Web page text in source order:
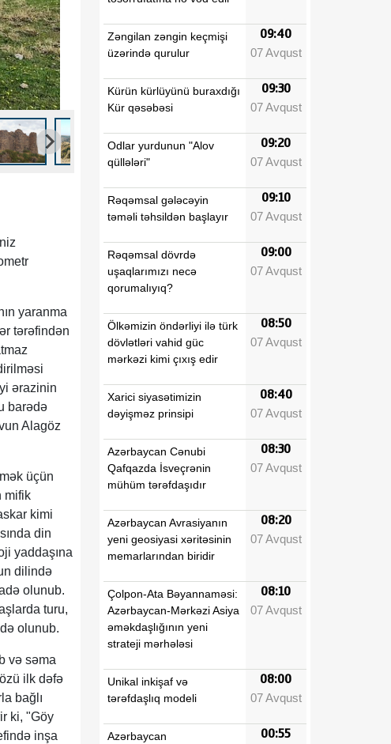
yaranma
tərəfindən
ərazinin
barədə
Alagöz
üçün
mifik
kimi
din
yaddaşına
dilində
olunub.
turu,
olunub.
və səma
ilk dəfə
bağlı
ki, "Göy
inşa
Zəngilan zəngin keçmişi
üzərində qurulur
09:40
07 Avqust
Kürün kürlüyünü buraxdığı
Kür qəsəbəsi
09:30
07 Avqust
Odlar yurdunun "Alov
qüllələri"
09:20
07 Avqust
Rəqəmsal gələcəyin
təməli təhsildən başlayır
09:10
07 Avqust
Rəqəmsal dövrdə
uşaqlarımızı necə
qorumalıyıq?
09:00
07 Avqust
Ölkəmizin öndərliyi ilə türk
dövlətləri vahid güc
mərkəzi kimi çıxış edir
08:50
07 Avqust
Xarici siyasətimizin
dəyişməz prinsipi
08:40
07 Avqust
Azərbaycan Cənubi
Qafqazda İsveçrənin
mühüm tərəfdaşıdır
08:30
07 Avqust
Azərbaycan Avrasiyanın
yeni geosiyasi xəritəsinin
memarlarından biridir
08:20
07 Avqust
Çolpon-Ata Bəyannaməsi:
Azərbaycan-Mərkəzi Asiya
əməkdaşlığının yeni
strateji mərhələsi
08:10
07 Avqust
Unikal inkişaf və
tərəfdaşlıq modeli
08:00
07 Avqust
Azərbaycan
00:55